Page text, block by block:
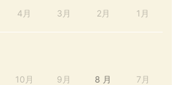
4月 3月 2月 1月
10月 9月 8 月 7月